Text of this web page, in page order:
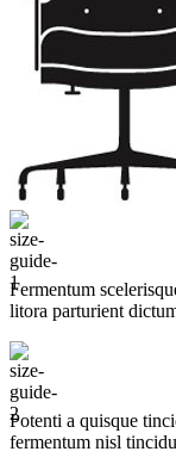
Fermentum
litora parturient
Potenti a quisque
fermentum nisl